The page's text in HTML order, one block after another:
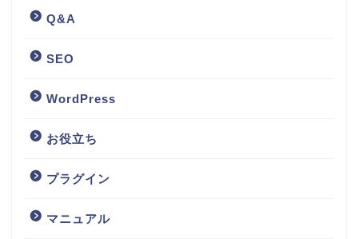
Q&A
SEO
WordPress
お役立ち
プラグイン
マニュアル